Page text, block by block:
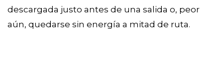
descargada justo antes de una salida o, peor
aún, quedarse sin energía a mitad de ruta.